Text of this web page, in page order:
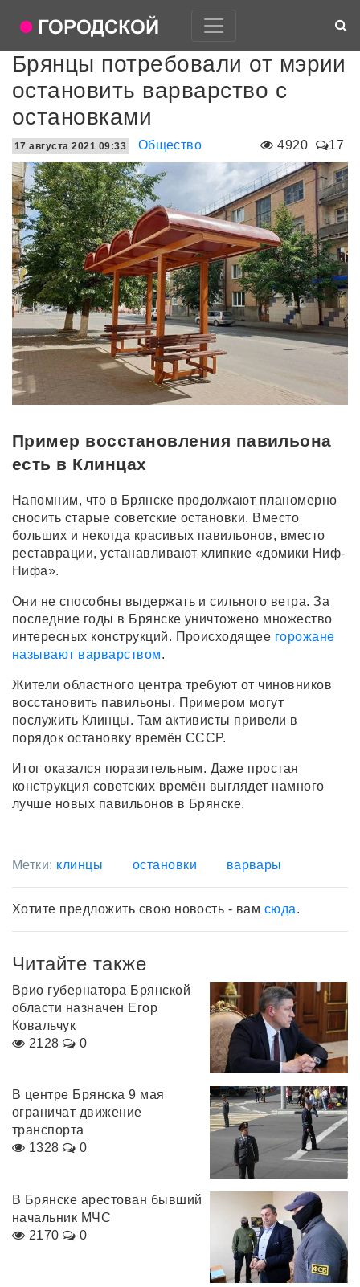
Брянцы потребовали от мэрии
остановить варварство с
остановками
4920 17
17 августа 2021 09:33 Общество
Пример восстановления павильона
есть в Клинцах
Напомним, что в Брянске продолжают планомерно
сносить старые советские остановки. Вместо
больших и некогда красивых павильонов, вместо
реставрации, устанавливают хлипкие «домики Ниф-
Нифа».
Они не способны выдержать и сильного ветра. За
последние годы в Брянске уничтожено множество
интересных конструкций. Происходящее горожане
называют варварством.
Жители областного центра требуют от чиновников
восстановить павильоны. Примером могут
послужить Клинцы. Там активисты привели в
порядок остановку времён СССР.
Итог оказался поразительным. Даже простая
конструкция советских времён выглядет намного
лучше новых павильонов в Брянске.
Метки: клинцы остановки варвары
Хотите предложить свою новость - вам сюда.
Читайте также
Врио губернатора Брянской
области назначен Егор
Ковальчук
2128
0
В центре Брянска 9 мая
ограничат движение
транспорта
1328
0
В Брянске арестован бывший
начальник МЧС
2170
0